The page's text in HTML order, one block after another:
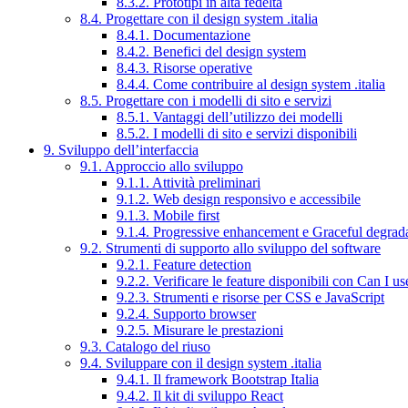
8.4. Progettare con il design system .italia
8.4.1. Documentazione
8.4.2. Benefici del design system
8.4.3. Risorse operative
8.4.4. Come contribuire al design system .italia
8.5. Progettare con i modelli di sito e servizi
8.5.1. Vantaggi dell’utilizzo dei modelli
8.5.2. I modelli di sito e servizi disponibili
9. Sviluppo dell’interfaccia
9.1. Approccio allo sviluppo
9.1.1. Attività preliminari
9.1.2. Web design responsivo e accessibile
9.1.3. Mobile first
9.1.4. Progressive enhancement e Graceful
9.2. Strumenti di supporto allo sviluppo del software
9.2.1. Feature detection
9.2.2. Verificare le feature disponibili con Can I
9.2.3. Strumenti e risorse per CSS e JavaScript
9.2.4. Supporto browser
9.2.5. Misurare le prestazioni
9.3. Catalogo del riuso
9.4. Sviluppare con il design system .italia
9.4.1. Il framework Bootstrap Italia
9.4.2. Il kit di sviluppo React